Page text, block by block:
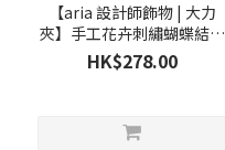
色
(3)
【aria 設計師飾物 | 大力
夾】手工花卉刺繡蝴蝶結大
力夾 / 3色
HK$278.00